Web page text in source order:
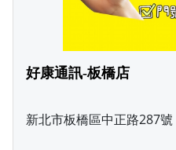
好康通訊-板橋店
新北市板橋區中正路287號